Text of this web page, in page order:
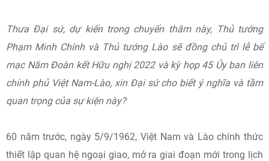
Thưa Đại sứ, dự kiến trong chuyến thăm này, Thủ tướng
Phạm Minh Chính và Thủ tướng Lào sẽ đồng chủ trì lễ bế
mạc Năm Đoàn kết Hữu nghị 2022 và kỳ họp 45 Ủy ban liên
chính phủ Việt Nam-Lào, xin Đại sứ cho biết ý nghĩa và tầm
quan trọng của sự kiện này?
60 năm trước, ngày 5/9/1962, Việt Nam và Lào chính thức
thiết lập quan hệ ngoại giao, mở ra giai đoạn mới trong lịch